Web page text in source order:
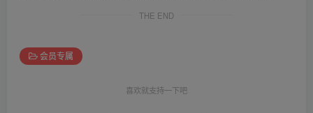
THE END
会员专属
喜欢就支持一下吧